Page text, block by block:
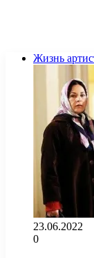
Жизнь
23.06.2022
0